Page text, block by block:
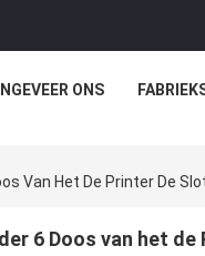
ONS
Van Het De Printer De
6 Doos van het